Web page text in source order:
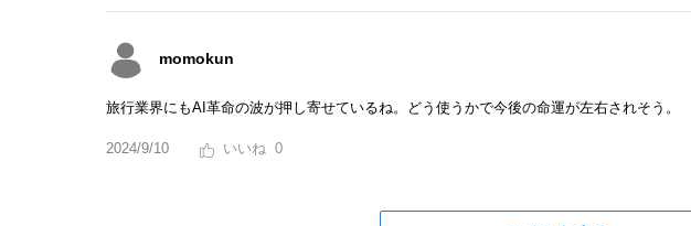
momokun
旅行業界にもAI革命の波が押し寄せているね。どう使うかで今後の命運が左右されそう。
2024/9/10 0